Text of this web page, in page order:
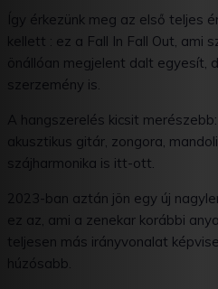
Így érkezünk meg az első teljes
kellett : ez a Fall In Fall Out, ami
önállóan megjelent dalt egyesít,
szerzemény is.
A hangszerelés kicsit
akusztikus gitár, zongora,
szájharmonika is itt-ott.
2023-ban aztán jön egy új
ez az, ami a zenekar korábbi
teljesen más irányvonalat
húzósabb.